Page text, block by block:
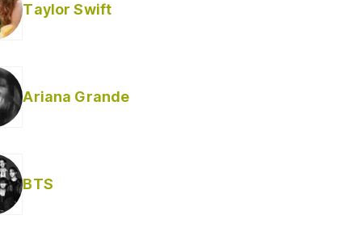
Taylor Swift
Ariana Grande
BTS